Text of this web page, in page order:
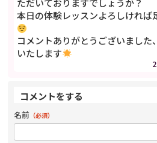
ただいておりますでしょうか？
本日の体験レッスンよろしければ
コメントありがとうございました
いたします
コメントをする
名前 （必須）